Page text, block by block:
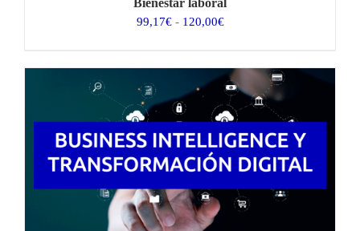
Bienestar laboral
99,17€ - 120,00€Rango
desde
99,17€
hasta